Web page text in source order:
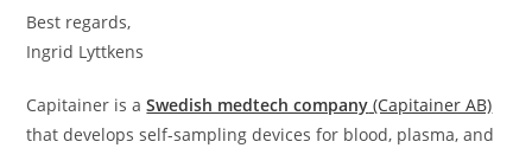
Best regards,
Ingrid Lyttkens
Capitainer is aSwedish medtech company (Capitainer AB)
that develops self-sampling devices for blood, plasma, and